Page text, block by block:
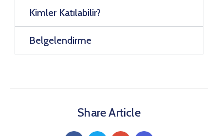
Kimler Katılabilir?
Belgelendirme
Share Article